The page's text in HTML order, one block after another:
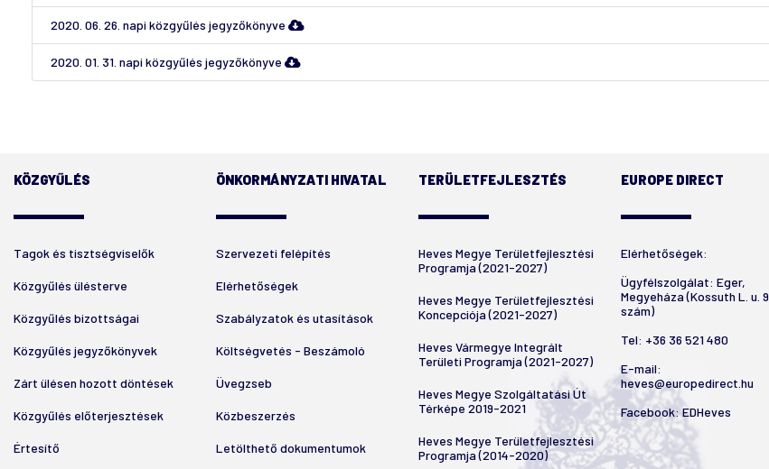
2020. 06. 26. napi közgyűlés jegyzőkönyve
2020. 01. 31. napi közgyűlés jegyzőkönyve
KÖZGYŰLÉS
Tagok és tisztségviselők
Közgyűlés ülésterve
Közgyűlés bizottságai
Közgyűlés jegyzőkönyvek
Zárt ülésen hozott döntések
Közgyűlés előterjesztések
Értesítő
ÖNKORMÁNYZATI HIVATAL
Szervezeti felépítés
Elérhetőségek
Szabályzatok és utasítások
Költségvetés - Beszámoló
Üvegzseb
Közbeszerzés
Letölthető dokumentumok
TERÜLETFEJLESZTÉS
Heves Megye Területfejlesztési
Programja (2021-2027)
Heves Megye Területfejlesztési
Koncepciója (2021-2027)
Heves Vármegye Integrált
Területi Programja (2021-2027)
Heves Megye Szolgáltatási Út
Térképe 2019-2021
Heves Megye Területfejlesztési
Programja (2014-2020)
EUROPE DIRECT
Elérhetőségek:
Ügyfélszolgálat: Eger,
Megyeháza (Kossuth L. u. 9.
szám)
Tel: +36 36 521 480
E-mail:
heves@europedirect.hu
Facebook: EDHeves